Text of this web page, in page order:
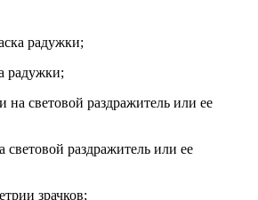
радужки;
радужки;
на световой раздражитель или ее
световой раздражитель или ее
зрачков;